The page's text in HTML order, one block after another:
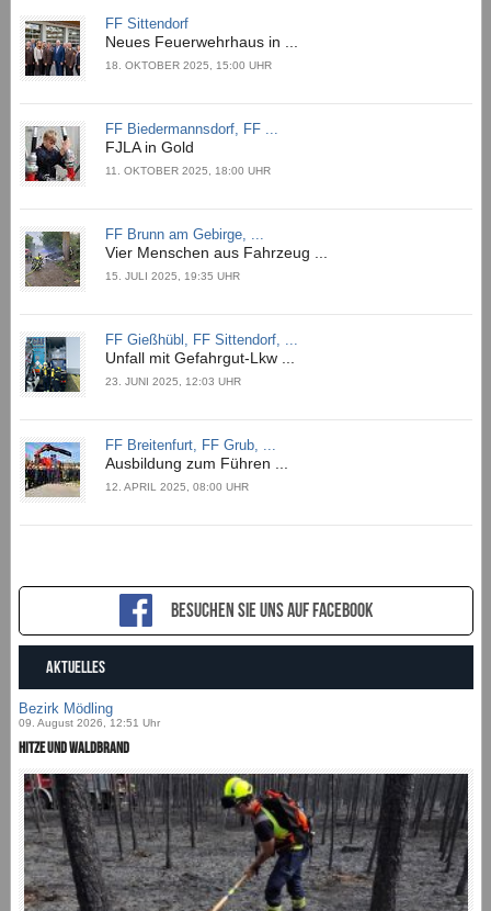
FF Sittendorf
Neues Feuerwehrhaus in ...
18. OKTOBER 2025, 15:00 UHR
FF Biedermannsdorf, FF ...
FJLA in Gold
11. OKTOBER 2025, 18:00 UHR
FF Brunn am Gebirge, ...
Vier Menschen aus Fahrzeug ...
15. JULI 2025, 19:35 UHR
FF Gießhübl, FF Sittendorf, ...
Unfall mit Gefahrgut-Lkw ...
23. JUNI 2025, 12:03 UHR
FF Breitenfurt, FF Grub, ...
Ausbildung zum Führen ...
12. APRIL 2025, 08:00 UHR
Besuchen sie uns auf Facebook
AKTUELLES
Bezirk Mödling
09. August 2026, 12:51 Uhr
Hitze und Waldbrand